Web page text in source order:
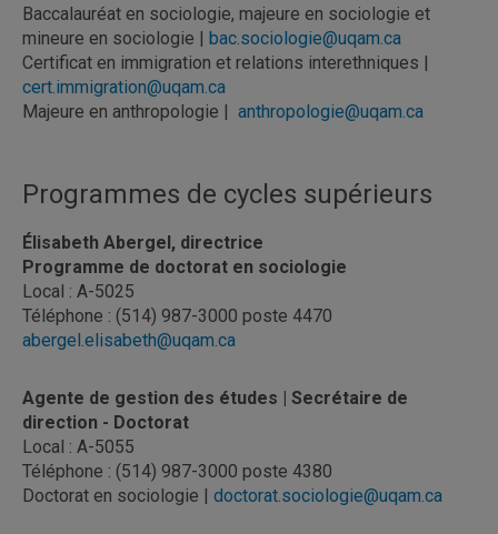
Baccalauréat en sociologie, majeure en sociologie et
mineure en sociologie | bac.sociologie@uqam.ca
Certificat en immigration et relations interethniques |
cert.immigration@uqam.ca
Majeure en anthropologie | anthropologie@uqam.ca
Programmes de cycles supérieurs
Élisabeth Abergel, directrice
Programme de doctorat en sociologie
Local : A-5025
Téléphone : (514) 987-3000 poste 4470
abergel.elisabeth@uqam.ca
Agente de gestion des études | Secrétaire de
direction - Doctorat
Local : A-5055
Téléphone : (514) 987-3000 poste 4380
Doctorat en sociologie | doctorat.sociologie@uqam.ca